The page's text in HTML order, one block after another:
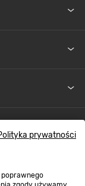
prywatności